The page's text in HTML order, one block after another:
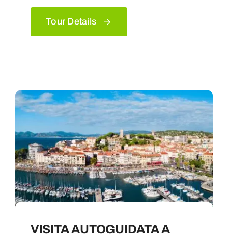
Tour Details
VISITA AUTOGUIDATA A